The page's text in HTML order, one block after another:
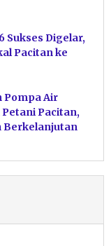
Sukses Digelar,
Pacitan ke
Pompa Air
Pacitan,
Berkelanjutan